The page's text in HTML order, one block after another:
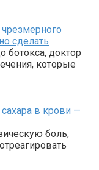
сделать
ботокса, доктор
которые
в крови —
боль,